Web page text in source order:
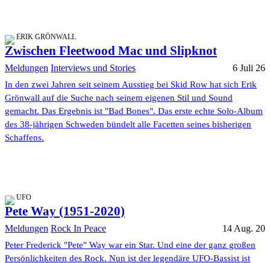
ERIK GRÖNWALL
Zwischen Fleetwood Mac und Slipknot
Meldungen Interviews und Stories 6 Juli 26
In den zwei Jahren seit seinem Ausstieg bei Skid Row hat sich Erik
Grönwall auf die Suche nach seinem eigenen Stil und Sound
gemacht. Das Ergebnis ist "Bad Bones". Das erste echte Solo-Album
des 38-jährigen Schweden bündelt alle Facetten seines bisherigen
Schaffens.
UFO
Pete Way (1951-2020)
Meldungen Rock In Peace 14 Aug. 20
Peter Frederick "Pete" Way war ein Star. Und eine der ganz großen
Persönlichkeiten des Rock. Nun ist der legendäre UFO-Bassist ist